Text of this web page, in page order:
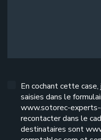
En cochant cette
saisies dans le
www.sotorec-
recontacter dans le
destinataires sont